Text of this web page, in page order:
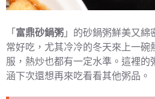
「 富鼎砂鍋粥 」的砂鍋粥鮮美又綿
常好吃，尤其冷冷的冬天來上一碗
服，熱炒也都有一定水準。這裡的
涵下次還想再來吃看看其他粥品。